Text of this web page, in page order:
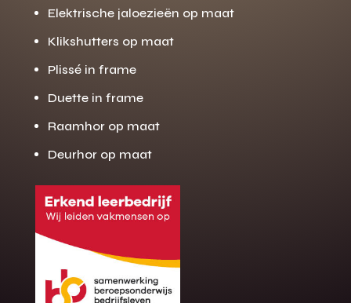
Gratis offerte
op maat?
Binnen 24 uur jouw gratis offerte
Elektrische jaloezieën op maat
Klikshutters op maat
Plissé in frame
Duette in frame
Raamhor op maat
Deurhor op maat